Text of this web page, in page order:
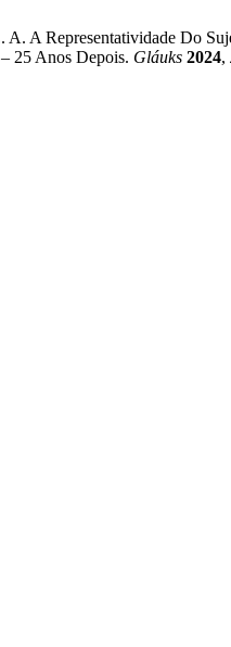
A Representatividade Do
25 Anos Depois. Gláuks 2024,